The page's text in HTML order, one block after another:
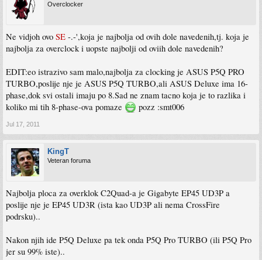
Overclocker
Ne vidjoh ovo SE -.-',koja je najbolja od ovih dole navedenih,tj. koja je
najbolja za overclock i uopste najbolji od oviih dole navedenih?
EDIT:eo istrazivo sam malo,najbolja za clocking je ASUS P5Q PRO
TURBO,poslije nje je ASUS P5Q TURBO,ali ASUS Deluxe ima 16-
phase,dok svi ostali imaju po 8.Sad ne znam tacno koja je to razlika i
koliko mi tih 8-phase-ova pomaze
pozz :smt006
Jul 17, 2011
KingT
Veteran foruma
Najbolja ploca za overklok C2Quad-a je Gigabyte EP45 UD3P a
poslije nje je EP45 UD3R (ista kao UD3P ali nema CrossFire
podrsku)..
Nakon njih ide P5Q Deluxe pa tek onda P5Q Pro TURBO (ili P5Q Pro
jer su 99% iste)..